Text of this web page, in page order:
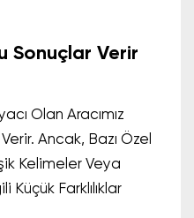
Sonuçlar Verir
Olan Aracımız
Ancak, Bazı Özel
Kelimeler Veya
Farklılıklar